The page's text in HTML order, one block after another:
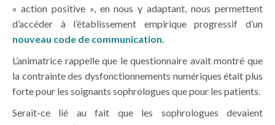
« action positive », en nous y adaptant, nous permettent
d’accéder à l’établissement empirique progressif d’un
nouveau code de communication.
L’animatrice rappelle que le questionnaire avait montré que
la contrainte des dysfonctionnements numériques était plus
forte pour les soignants sophrologues que pour les patients.
Serait-ce lié au fait que les sophrologues devaient